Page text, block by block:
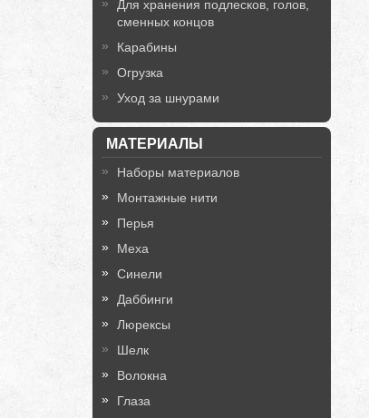
Для хранения подлесков, голов,
сменных концов
Карабины
Огрузка
Уход за шнурами
МАТЕРИАЛЫ
Наборы материалов
Монтажные нити
Перья
Меха
Синели
Даббинги
Люрексы
Шелк
Волокна
Глаза